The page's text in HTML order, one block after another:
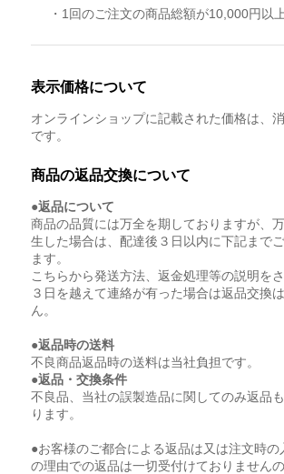
・1回のご注文の商品総額が10,000円以
表示価格について
オンラインショップに記載された価格は、
です。
商品の返品交換について
●返品について
商品の品質には万全を期しておりますが、
生した場合は、配達後３日以内に下記まで
ます。
こちらから発送方法、返金処理等の説明を
３日を越えて連絡が有った場合は返品交換
ん。
●返品時の送料
不良商品返品時の送料は当社負担です。
●返品・交換条件
不良品、当社の誤製造品に関してのみ返品
ります。
●お客様のご都合による返品は又は注文時の
の理由での返品は一切受付けておりません